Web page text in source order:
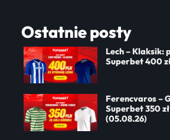
Ostatnie posty
Lech – Klaksik:
Superbet 400
Ferencvaros –
Superbet 350
(05.08.26)